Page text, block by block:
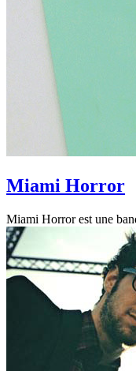
Miami Horror
Miami Horror est une